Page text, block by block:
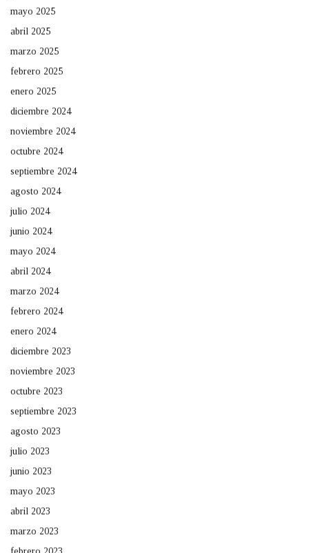
mayo 2025
abril 2025
marzo 2025
febrero 2025
enero 2025
diciembre 2024
noviembre 2024
octubre 2024
septiembre 2024
agosto 2024
julio 2024
junio 2024
mayo 2024
abril 2024
marzo 2024
febrero 2024
enero 2024
diciembre 2023
noviembre 2023
octubre 2023
septiembre 2023
agosto 2023
julio 2023
junio 2023
mayo 2023
abril 2023
marzo 2023